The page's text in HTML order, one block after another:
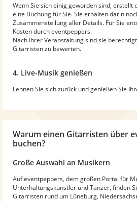
Wenn Sie sich einig geworden sind, erstellt
eine Buchung für Sie. Sie erhalten darin
Zusammenstellung aller Details. Für Sie
Kosten durch eventpeppers.
Nach Ihrer Veranstaltung sind sie
Gitarristen zu bewerten.
4. Live-Musik genießen
Lehnen Sie sich zurück und genießen Sie
Warum einen Gitarristen über
buchen?
Große Auswahl an Musikern
Auf eventpeppers, dem großen Portal für
Unterhaltungskünstler und Tänzer, finden
Gitarristen rund um Lüneburg,